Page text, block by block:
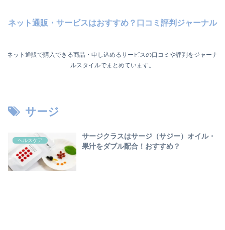
ネット通販・サービスはおすすめ？口コミ評判ジャーナル
ネット通販で購入できる商品・申し込めるサービスの口コミや評判をジャーナ
ルスタイルでまとめています。
サージ
ヘルスケア
サージクラスはサージ（サジー）オイル・
果汁をダブル配合！おすすめ？